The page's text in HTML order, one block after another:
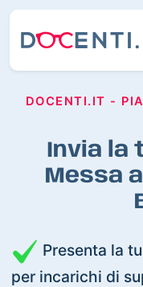
DOCENTI.IT -
Invia la
Messa
Presenta la
per incarichi di